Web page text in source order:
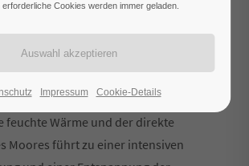
bestehen aus einem
Wärmeträger und einer nur
Naturmoorauflage. Im
Fangopackung wird das langsame
in der Regel als angenehmer
feuchte Wärme und der direkte
Moores führt zu einer intensiven
Cookies werden immer geladen.
Impressum Cookie-Details